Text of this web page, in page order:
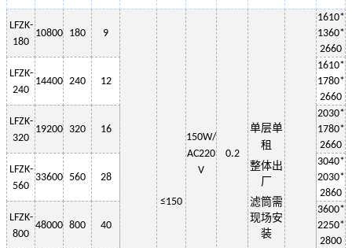
LFZK-
180
10800 180 9
≤150
150W/
AC220
V
0.2
单层单
租
整体出
厂
滤筒需
现场安
装
1610*
1360*
2660
LFZK-
240
14400 240 12
1610*
1780*
2660
LFZK-
320
19200 320 16
2030*
1780*
2660
LFZK-
560
33600 560 28
3040*
2030*
2860
LFZK-
800
48000 800 40
3600*
2250*
2800